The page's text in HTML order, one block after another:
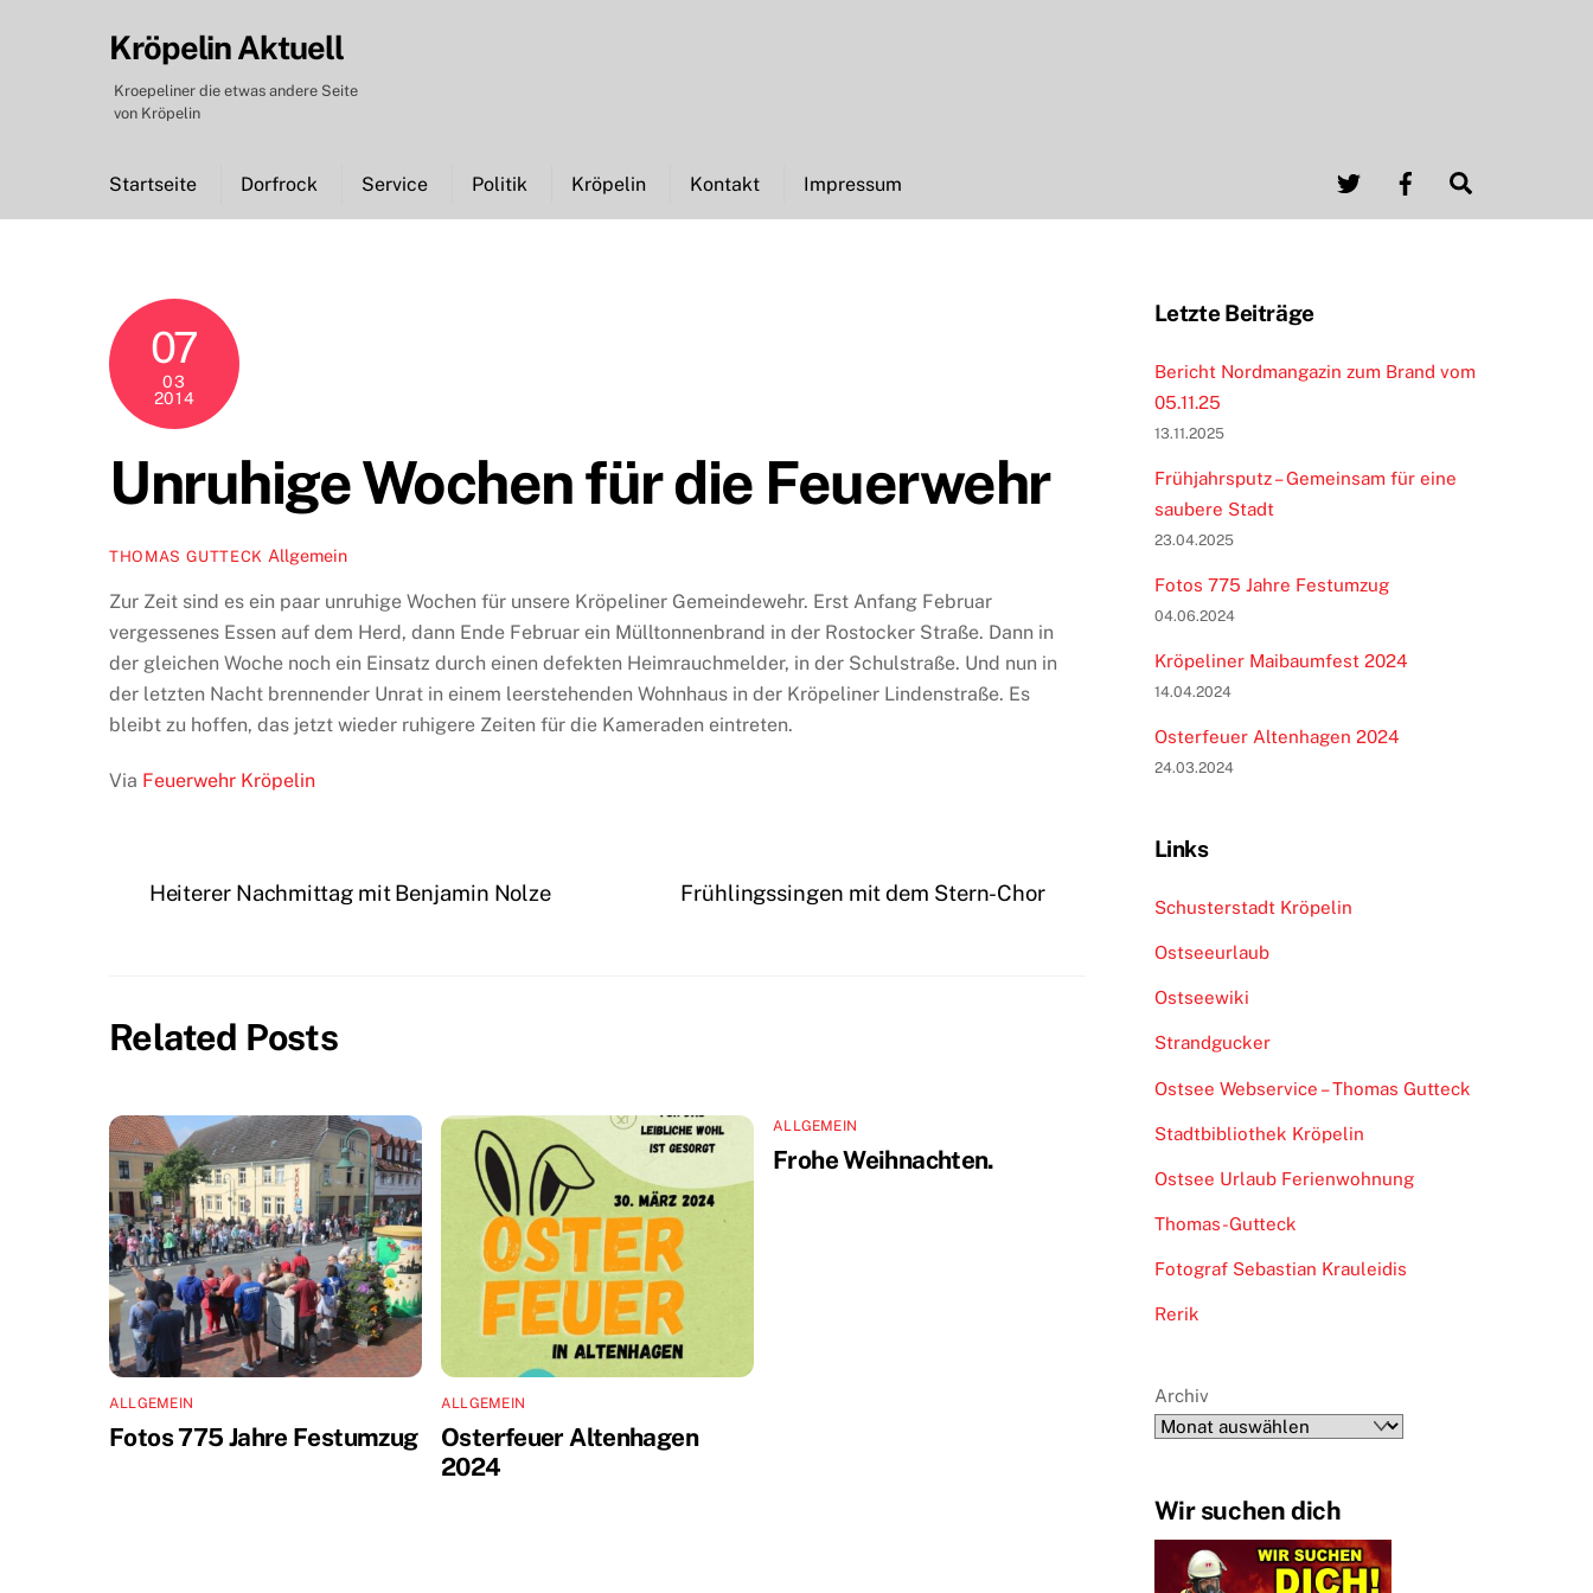
Kröpelin Aktuell
Kroepeliner die etwas andere Seite
von Kröpelin
Twitter Facebook
Startseite Dorfrock Service Politik Kröpelin Kontakt Impressum
07
03
2014
Unruhige Wochen für die Feuerwehr
THOMAS GUTTECK Allgemein
Zur Zeit sind es ein paar unruhige Wochen für unsere Kröpeliner Gemeindewehr. Erst Anfang Februar
vergessenes Essen auf dem Herd, dann Ende Februar ein Mülltonnenbrand in der Rostocker Straße. Dann in
der gleichen Woche noch ein Einsatz durch einen defekten Heimrauchmelder, in der Schulstraße. Und nun in
der letzten Nacht brennender Unrat in einem leerstehenden Wohnhaus in der Kröpeliner Lindenstraße. Es
bleibt zu hoffen, das jetzt wieder ruhigere Zeiten für die Kameraden eintreten.
Via Feuerwehr Kröpelin
Heiterer Nachmittag mit Benjamin Nolze Frühlingssingen mit dem Stern-Chor
Related Posts
ALLGEMEIN
Fotos 775 Jahre Festumzug
ALLGEMEIN
Osterfeuer Altenhagen
2024
ALLGEMEIN
Frohe Weihnachten.
Letzte Beiträge
Bericht Nordmangazin zum Brand vom
05.11.25
13.11.2025
Frühjahrsputz – Gemeinsam für eine
saubere Stadt
23.04.2025
Fotos 775 Jahre Festumzug
04.06.2024
Kröpeliner Maibaumfest 2024
14.04.2024
Osterfeuer Altenhagen 2024
24.03.2024
Links
Schusterstadt Kröpelin
Ostseeurlaub
Ostseewiki
Strandgucker
Ostsee Webservice – Thomas Gutteck
Stadtbibliothek Kröpelin
Ostsee Urlaub Ferienwohnung
Thomas-Gutteck
Fotograf Sebastian Krauleidis
Rerik
Archiv
Wir suchen dich